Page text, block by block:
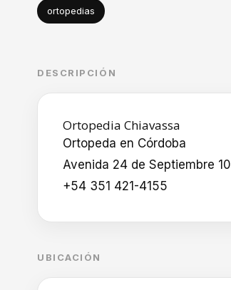
ortopedias
DESCRIPCIÓN
Ortopedia Chiavassa
Ortopeda en Córdoba
Avenida 24 de Septiembre
+54 351 421-4155
UBICACIÓN